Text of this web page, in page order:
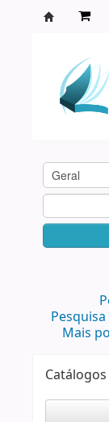
Mais